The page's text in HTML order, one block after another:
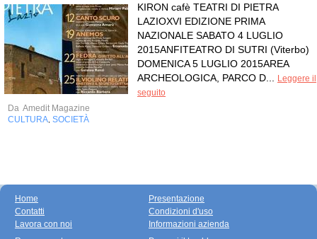
KIRON cafè TEATRI DI PIETRA
LAZIOXVI EDIZIONE PRIMA
NAZIONALE SABATO 4 LUGLIO
2015ANFITEATRO DI SUTRI (Viterbo)
DOMENICA 5 LUGLIO 2015AREA
ARCHEOLOGICA, PARCO D...
Leggere il
seguito
Da Amedit Magazine
CULTURA SOCIETÀ
Home
Contatti
Lavora con noi
Presentazione
Condizioni d'uso
Informazioni azienda